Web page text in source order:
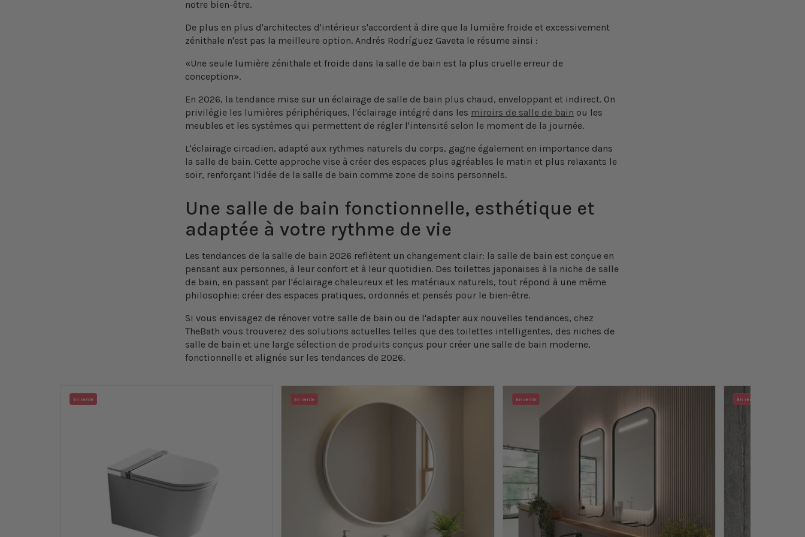
notre bien-être.
De plus en plus d'architectes d'intérieur s'accordent à dire que la lumière froide et excessivement
zénithale n'est pas la meilleure option. Andrés Rodríguez Gaveta le résume ainsi :
«Une seule lumière zénithale et froide dans la salle de bain est la plus cruelle erreur de
conception».
En 2026, la tendance mise sur un éclairage de salle de bain plus chaud, enveloppant et indirect. On
privilégie les lumières périphériques, l'éclairage intégré dans les miroirs de salle de bain ou les
meubles et les systèmes qui permettent de régler l'intensité selon le moment de la journée.
L'éclairage circadien, adapté aux rythmes naturels du corps, gagne également en importance dans
la salle de bain. Cette approche vise à créer des espaces plus agréables le matin et plus relaxants le
soir, renforçant l'idée de la salle de bain comme zone de soins personnels.
Une salle de bain fonctionnelle, esthétique et
adaptée à votre rythme de vie
Les tendances de la salle de bain 2026 reflètent un changement clair: la salle de bain est conçue en
pensant aux personnes, à leur confort et à leur quotidien. Des toilettes japonaises à la niche de salle
de bain, en passant par l'éclairage chaleureux et les matériaux naturels, tout répond à une même
philosophie: créer des espaces pratiques, ordonnés et pensés pour le bien-être.
Si vous envisagez de rénover votre salle de bain ou de l'adapter aux nouvelles tendances, chez
TheBath vous trouverez des solutions actuelles telles que des toilettes intelligentes, des niches de
salle de bain et une large sélection de produits conçus pour créer une salle de bain moderne,
fonctionnelle et alignée sur les tendances de 2026.
En vente En vente En vente En vente